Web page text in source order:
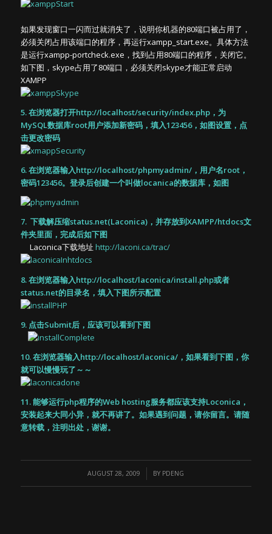
如果发现窗口一闪而过就消失了，说明你机器的80端口被占用了，
必须关闭占用该端口的程序，再运行xampp_start.exe。具体方法
是运行xampp-portcheck.exe，找到占用80端口的程序，关闭它。
如下图，skype占用了80端口，必须关闭skype才能正常启动
XAMPP
5. 在浏览器打开http://localhost/security/index.php，为
MySQL数据库root用户添加新密码，填入123456，如图设置，点
击更改密码
6. 在浏览器输入http://localhost/phpmyadmin/，用户名root，
密码123456。登录后创建一个叫做locanica的数据库，如图
7. 下载解压缩status.net(Laconica)，并存放到XAMPP/htdocs文
件夹里面，完成后如下图
Laconica下载地址 http://laconi.ca/trac/
8. 在浏览器输入http://localhost/laconica/install.php或者
status.net的目录名，填入下图所示配置
9. 点击Submit后，应该可以看到下图
10. 在浏览器输入http://localhost/laconica/，如果看到下图，你
就可以慢慢玩了～～
11. 能够运行php程序的Web hosting服务都应该支持Loconica，
安装起来大同小异，就不再讲了。如果遇到问题，请你留言。请随
意转载，注明出处，谢谢。
AUGUST 28, 2009
/ BY PDENG